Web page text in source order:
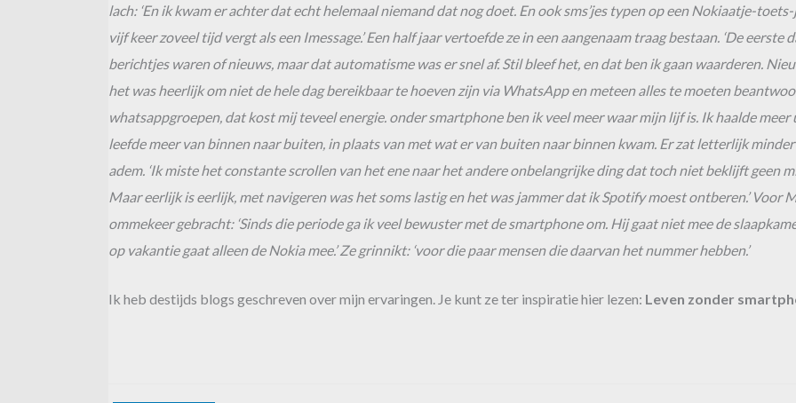
lach: ‘En ik kwam er achter dat echt helemaal niemand dat nog doet. En ook sms’jes typen op een Nokiaatje-
vijf keer zoveel tijd vergt als een Imessage.’ Een half jaar vertoefde ze in een aangenaam traag bestaan. ‘De
berichtjes waren of nieuws, maar dat automatisme was er snel af. Stil bleef het, en dat ben ik gaan waarderen.
het was heerlijk om niet de hele dag bereikbaar te hoeven zijn via WhatsApp en meteen alles te moeten
whatsappgroepen, dat kost mij teveel energie. onder smartphone ben ik veel meer waar mijn lijf is. Ik haalde
leefde meer van binnen naar buiten, in plaats van met wat er van buiten naar binnen kwam. Er zat letterlijk
adem. ‘Ik miste het constante scrollen van het ene naar het andere onbelangrijke ding dat toch niet beklijft geen
Maar eerlijk is eerlijk, met navigeren was het soms lastig en het was jammer dat ik Spotify moest ontberen.’ Voor
ommekeer gebracht: ‘Sinds die periode ga ik veel bewuster met de smartphone om. Hij gaat niet mee de
op vakantie gaat alleen de Nokia mee.’ Ze grinnikt: ‘voor die paar mensen die daarvan het nummer hebben.’
Ik heb destijds blogs geschreven over mijn ervaringen. Je kunt ze ter inspiratie hier lezen: Leven zonder